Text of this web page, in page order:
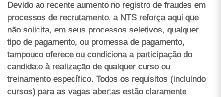
Devido ao recente aumento no registro de fraudes em
processos de recrutamento, a NTS reforça aqui que
não solicita, em seus processos seletivos, qualquer
tipo de pagamento, ou promessa de pagamento,
tampouco oferece ou condiciona a participação do
candidato à realização de qualquer curso ou
treinamento específico. Todos os requisitos (incluindo
cursos) para as vagas abertas estão claramente